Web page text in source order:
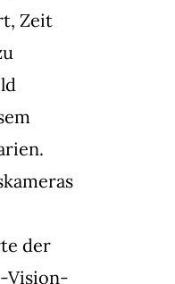
Zeit
der
Vision-